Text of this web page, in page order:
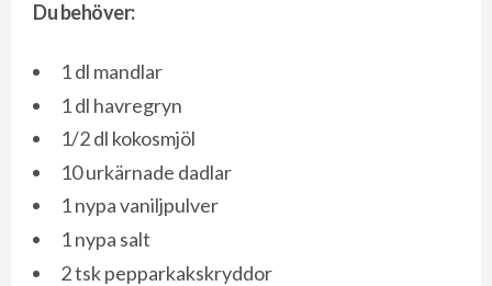
Du behöver:
1 dl mandlar
1 dl havregryn
1/2 dl kokosmjöl
10 urkärnade dadlar
1 nypa vaniljpulver
1 nypa salt
2 tsk pepparkakskryddor